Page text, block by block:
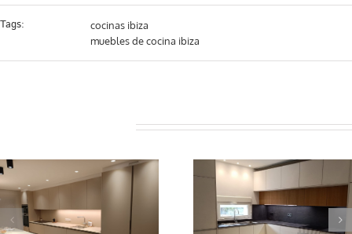
Tags:
cocinas ibiza
muebles de cocina ibiza
Grupo Inara programa 35
Grupo Inara